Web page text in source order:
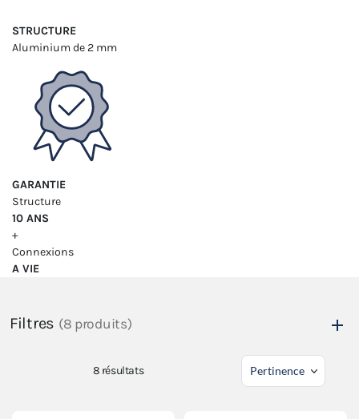
STRUCTURE
Aluminiumde 2 mm
GARANTIE
Structure
10 ANS
+
Connexions
A VIE
Filtres (8 produits)
8 résultats